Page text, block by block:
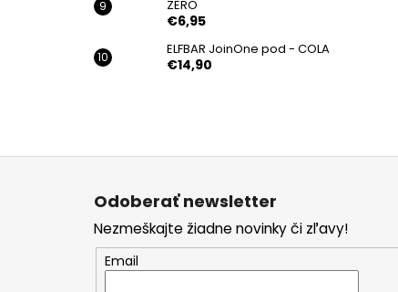
ZERO
€6,95
ELFBAR JoinOne pod - COLA
€14,90
Odoberať newsletter
Nezmeškajte žiadne novinky či zľavy!
Email